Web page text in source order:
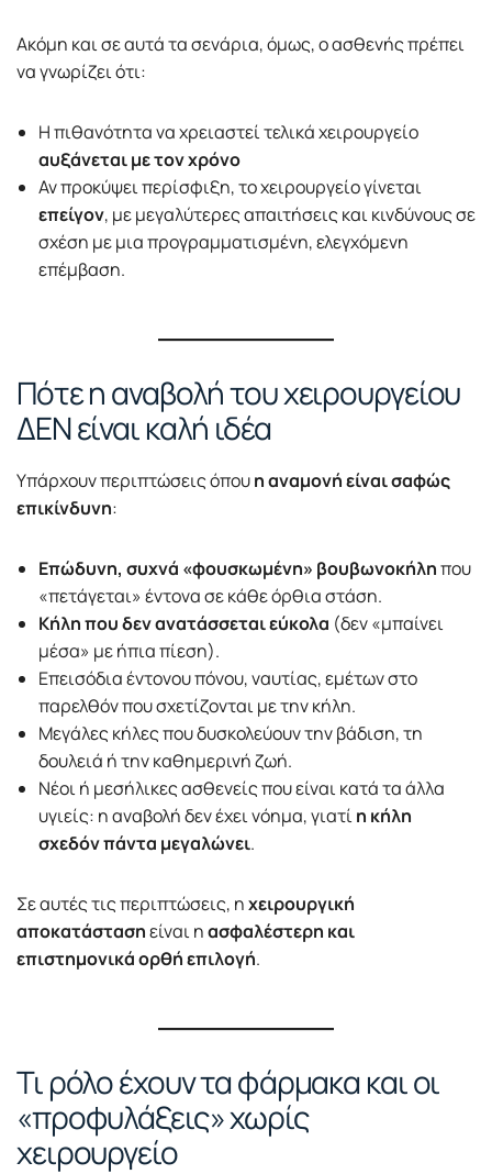
Ακόμη και σε αυτά τα σενάρια, όμως, ο ασθενής πρέπει
να γνωρίζει ότι:
Η πιθανότητα να χρειαστεί τελικά χειρουργείο
αυξάνεται με τον χρόνο
Αν προκύψει περίσφιξη, το χειρουργείο γίνεται
επείγον, με μεγαλύτερες απαιτήσεις και κινδύνους σε
σχέση με μια προγραμματισμένη, ελεγχόμενη
επέμβαση.
Πότε η αναβολή του χειρουργείου
ΔΕΝ είναι καλή ιδέα
Υπάρχουν περιπτώσεις όπουη αναμονή είναι σαφώς
επικίνδυνη:
Επώδυνη, συχνά «φουσκωμένη» βουβωνοκήληπου
«πετάγεται» έντονα σε κάθε όρθια στάση.
Κήλη που δεν ανατάσσεται εύκολα (δεν «μπαίνει
μέσα» με ήπια πίεση).
Επεισόδια έντονου πόνου, ναυτίας, εμέτων στο
παρελθόν που σχετίζονται με την κήλη.
Μεγάλες κήλες που δυσκολεύουν την βάδιση, τη
δουλειά ή την καθημερινή ζωή.
Νέοι ή μεσήλικες ασθενείς που είναι κατά τα άλλα
υγιείς: η αναβολή δεν έχει νόημα, γιατίη κήλη
σχεδόν πάντα μεγαλώνει.
Σε αυτές τις περιπτώσεις, ηχειρουργική
αποκατάστασηείναι ηασφαλέστερη και
επιστημονικά ορθή επιλογή.
Τι ρόλο έχουν τα φάρμακα και οι
«προφυλάξεις» χωρίς
χειρουργείο